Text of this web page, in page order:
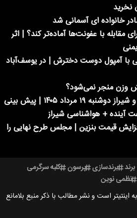
نخرید
خانواده ای آسمانی شد
مقابله با عفونت‌ها آماده‌تر کند؟ | اثر
با آمپول دوست دخترش | در یوسف‌آباد
وزن منجر نمی‌شود؟
وضعیت هوای فردا فارس و شیراز دوشنبه ۱۹ مرداد ۱۴۰۵ | پیش بینی
افزایش قیمت بنزین | مجلس طرح نهایی را
برندسازی پرسون کلبه سرگرمی
نظمی نوین
است و نشر مطالب با ذکر منبع بلامانع